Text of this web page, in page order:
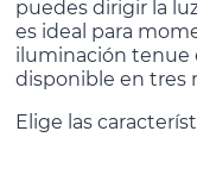
puedes dirigir la
es ideal para
iluminación tenue
disponible en tres
Elige las